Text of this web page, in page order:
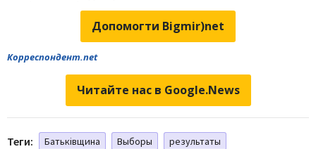
Допомогти Bigmir)net
Корреспондент.net
Читайте нас в Google.News
Теги: Батьківщина Выборы результаты